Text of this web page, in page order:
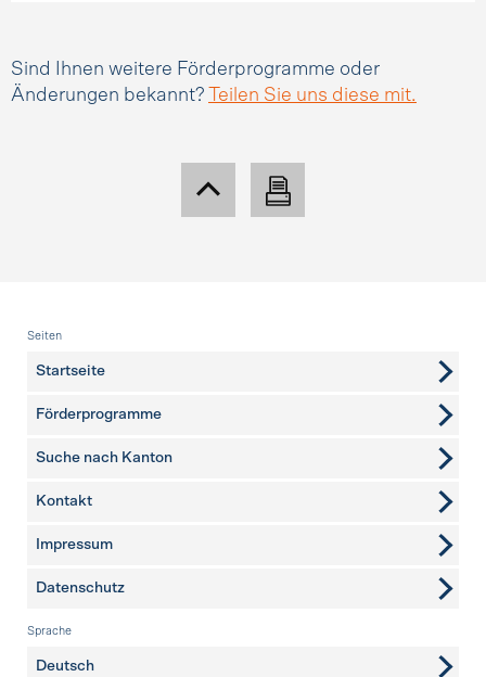
Sind Ihnen weitere Förderprogramme oder
Änderungen bekannt?
Teilen Sie uns diese mit.
Fusszeile
Seiten
Startseite
Förderprogramme
Suche nach Kanton
weitere Seiten
Kontakt
Impressum
Datenschutz
Sprache
Deutsch